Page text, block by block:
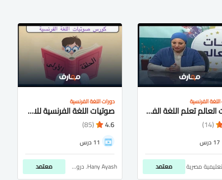
الفرنسية
لغات العالم تعلم اللغة الفرنسية
(14)
17 درس
مصرية معتمد
دورات اللغة الفرنسية
صوتيات اللغة الفرنسية للاطفال والمبتدئين
4.6
(85)
11 درس
Hany Ayash. دروس أون لاين معتمد